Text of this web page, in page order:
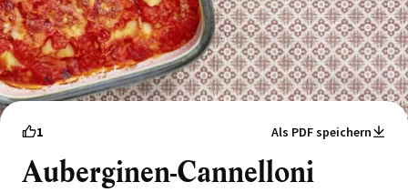
1 Als PDF speichern
Auberginen-Cannelloni